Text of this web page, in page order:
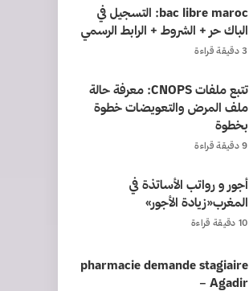
bac libre maroc: التسجيل في
الباك حر + الشروط + الرابط الرسمي
3 دقيقة قراءة
تتبع ملفات CNOPS: معرفة حالة
ملف المرض والتعويضات خطوة
بخطوة
9 دقيقة قراءة
أجور و رواتب الأساتذة في
المغرب«زيادة الأجور»
10 دقيقة قراءة
pharmacie demande stagiaire
– Agadir